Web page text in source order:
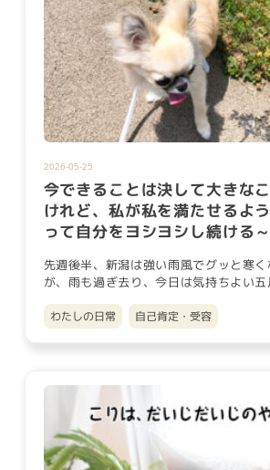
2026-05-25
今できることは決して大きな
けれど、私が私を満たせるよ
って自分をヨシヨシし続ける～
先週後半、新潟は強い雨風でグッと寒
が、雨も過ぎ去り、今日は気持ちよい
わたしの日常 自己肯定・受容